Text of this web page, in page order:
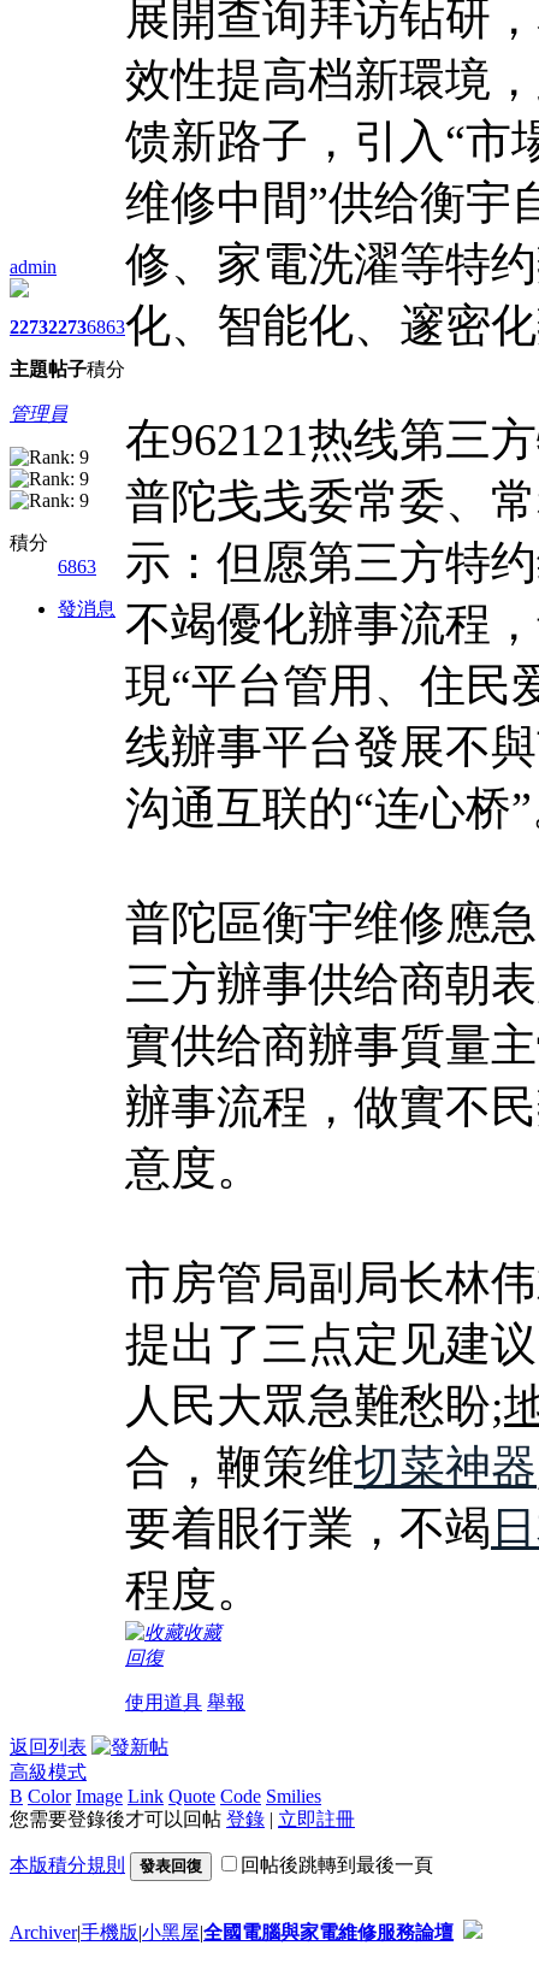
admin
2273
主題
2273
帖子
6863
積分
管理員
積分
6863
發消息
展開查询拜访钻研
效性提高档新環境
馈新路子，引入“市
维修中間”供给衡宇
修、家電洗濯等特
化、智能化、邃密
在962121热线第三
普陀戋戋委常委、
示：但愿第三方特
不竭優化辦事流程
現“平台管用、住民
线辦事平台發展不
沟通互联的“连心桥
普陀區衡宇维修應
三方辦事供给商朝
實供给商辦事質量
辦事流程，做實不
意度。
市房管局副局长林
提出了三点定见建
人民大眾急難愁盼;
合，鞭策维切菜神器
要着眼行業，不竭
程度。
收藏
回復
使用道具 舉報
返回列表
高級模式
B Color Image Link Quote Code Smilies
您需要登錄後才可以回帖 登錄 | 立即註冊
本版積分規則 發表回復 回帖後跳轉到最後一頁
Archiver|手機版|小黑屋|全國電腦與家電維修服務論壇